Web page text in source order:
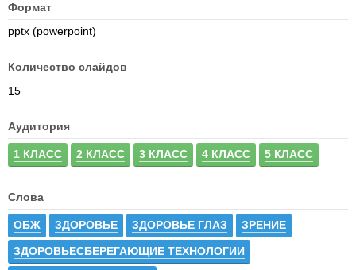
Формат
pptx (powerpoint)
Количество слайдов
15
Аудитория
1 КЛАСС 2 КЛАСС 3 КЛАСС 4 КЛАСС 5 КЛАСС
Слова
ОБЖ ЗДОРОВЬЕ ЗДОРОВЬЕ ГЛАЗ ЗРЕНИЕ
ЗДОРОВЬЕСБЕРЕГАЮЩИЕ ТЕХНОЛОГИИ